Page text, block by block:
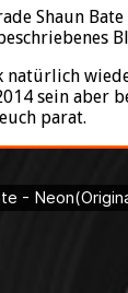
Shaun
natürlich
sein
parat.